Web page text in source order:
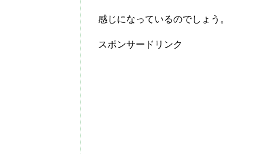
感じになっているのでしょう。
スポンサードリンク